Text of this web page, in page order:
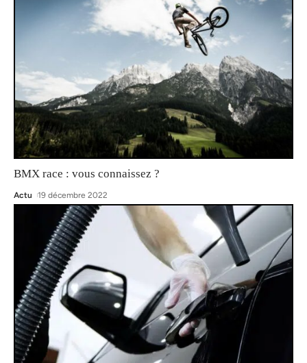
BMX race : vous connaissez ?
Actu 19 décembre 2022